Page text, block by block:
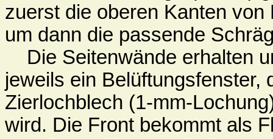
zuerst die oberen Kanten
um dann die passende
Die Seitenwände erhalten
jeweils ein Belüftungsfenster,
Zierlochblech (1-mm-
wird. Die Front bekommt als